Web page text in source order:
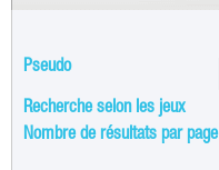
Pseudo
Recherche selon les jeux
Nombre de résultats par page